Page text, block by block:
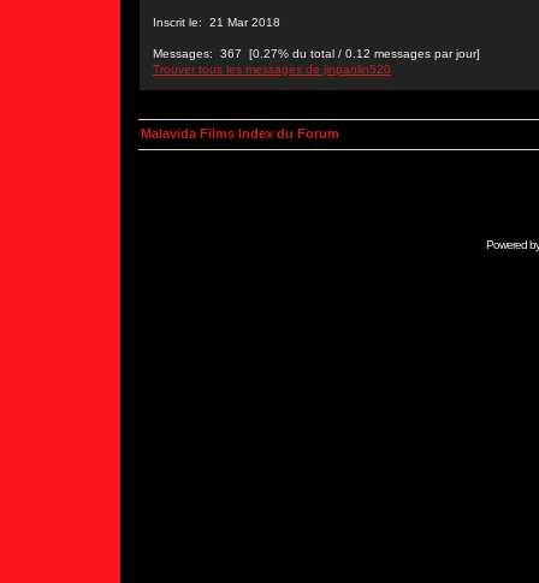
Inscrit le: 21 Mar 2018
Messages: 367 [0.27% du total / 0.12 messages par jour]
Trouver tous les messages de jinpanlin520
Malavida Films Index du Forum
Powered